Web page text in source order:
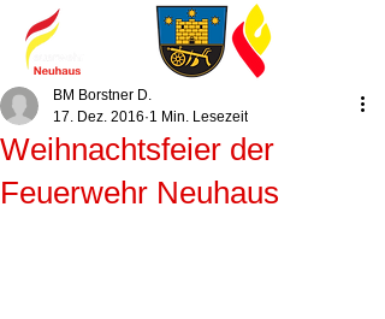
Weihnachtsfeier der
Feuerwehr Neuhaus
BM Borstner D.
17. Dez. 2016 1 Min. Lesezeit